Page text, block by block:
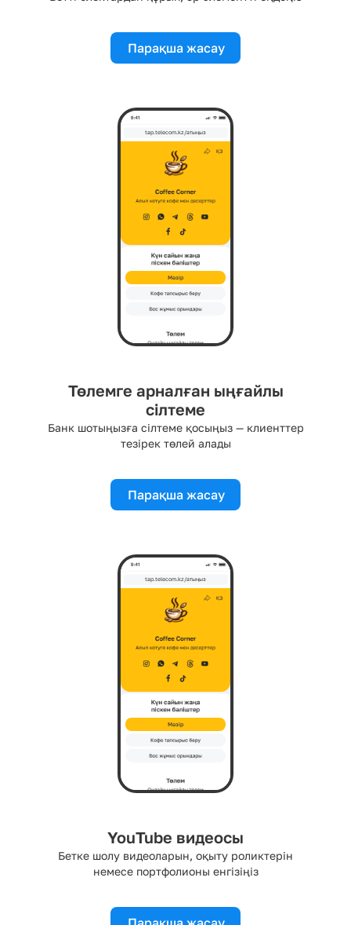
Парақша жасау
Мәзір
tap.telecom.kz/атыңыз
Төлемге арналған ыңғайлы
сілтеме
Банк шотыңызға сілтеме қосыңыз — клиенттер
тезірек төлей алады
Парақша жасау
Мәзір
tap.telecom.kz/атыңыз
YouTube видеосы
Бетке шолу видеоларын, оқыту роликтерін
немесе портфолионы енгізіңіз